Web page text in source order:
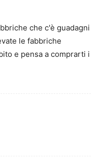
che c'è guadagni
le fabbriche
e pensa a comprarti i